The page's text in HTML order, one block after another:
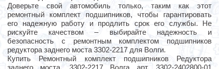
Доверьте свой автомобиль только, таким как этот
ремонтный комплект подшипников, чтобы гарантировать
его надежную работу и продлить срок его службы. Не
рискуйте качеством – выбирайте надежность и
безопасность с ремонтным комплектом подшипников
редуктора заднего моста 3302-2217 для Волги.
Купить Ремонтный комплект подшипников Редуктора